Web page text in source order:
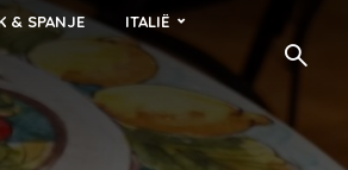
& SPANJE ITALIË